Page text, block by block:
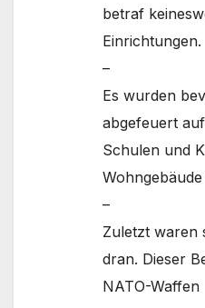
betraf
Einrichtungen.
–
Es wurden
abgefeuert
Schulen und
–
Zuletzt waren
dran. Dieser
NATO-Waffen